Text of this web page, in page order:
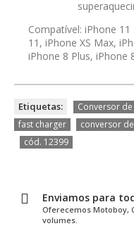
Compatível: iPhone
11, iPhone XS Max,
iPhone 8 Plus, iPhone
Etiquetas: Conversor
fast charger conversor
cód. 12399
Enviamos para
Oferecemos Motoboy,
volumes.